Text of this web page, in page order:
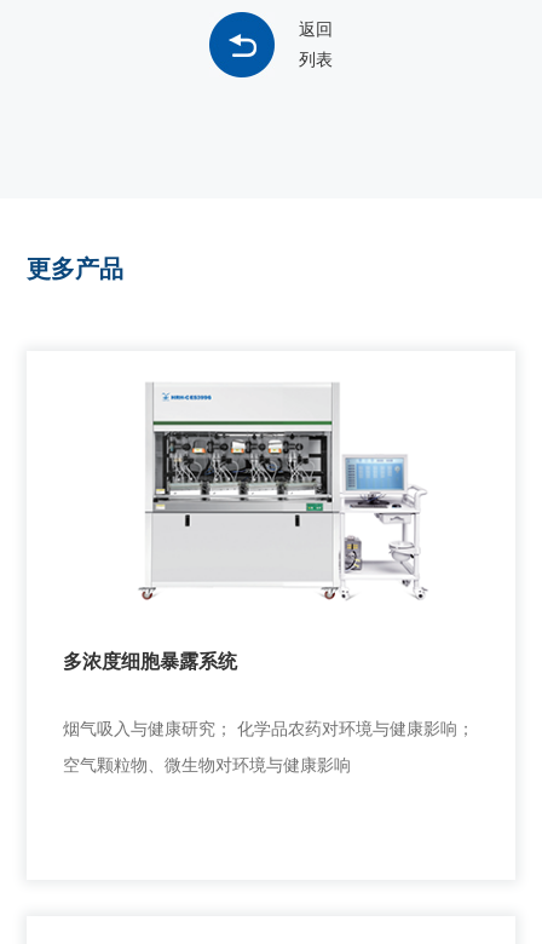
返回
列表
更多产品
多浓度细胞暴露系统
烟气吸入与健康研究； 化学品农药对环境与健康影响；
空气颗粒物、微生物对环境与健康影响